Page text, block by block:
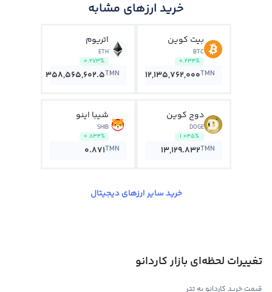
خرید ارزهای مشابه
بیت کوین
BTC
0.234%
12,135,762,000TMN
اتریوم
ETH
0.273%
358,565,602.5TMN
دوج کوین
DOGE
1.045%
13,129.832TMN
شیبا اینو
SHIB
0.834%
0.871TMN
خرید سایر ارزهای دیجیتال
تغییرات لحظه‌ای بازار کاردانو
قیمت خرید کاردانو به تتر